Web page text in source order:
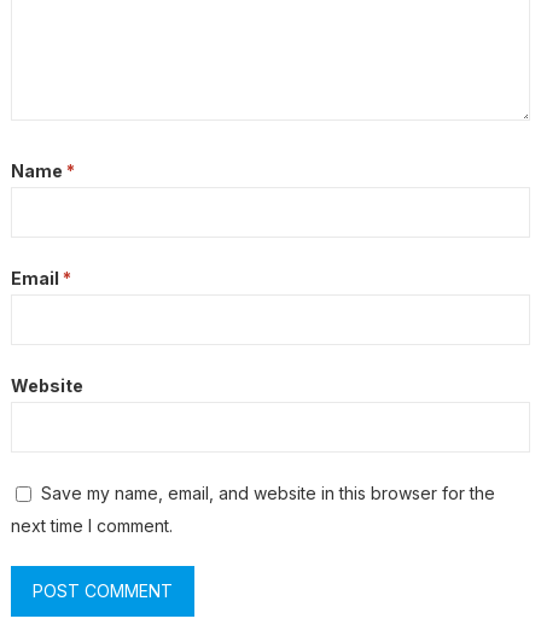
Name *
Email *
Website
Save my name, email, and website in this browser for the
next time I comment.